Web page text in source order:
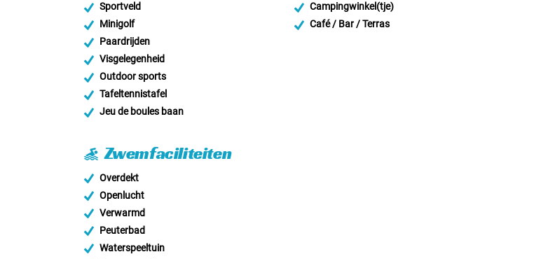
Sportveld
Minigolf
Paardrijden
Visgelegenheid
Outdoor sports
Tafeltennistafel
Jeu de boules baan
Campingwinkel(tje)
Café / Bar / Terras
Zwemfaciliteiten
Overdekt
Openlucht
Verwarmd
Peuterbad
Waterspeeltuin